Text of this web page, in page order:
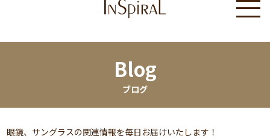
Blog
ブログ
眼鏡、サングラスの関連情報を毎日お届けいたします！